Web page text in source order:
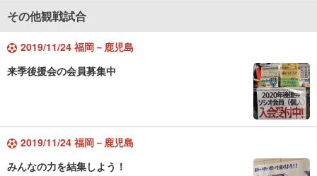
その他観戦試合
2019/11/24 福岡－鹿児島
来季後援会の会員募集中
2019/11/24 福岡－鹿児島
みんなの力を結集しよう！